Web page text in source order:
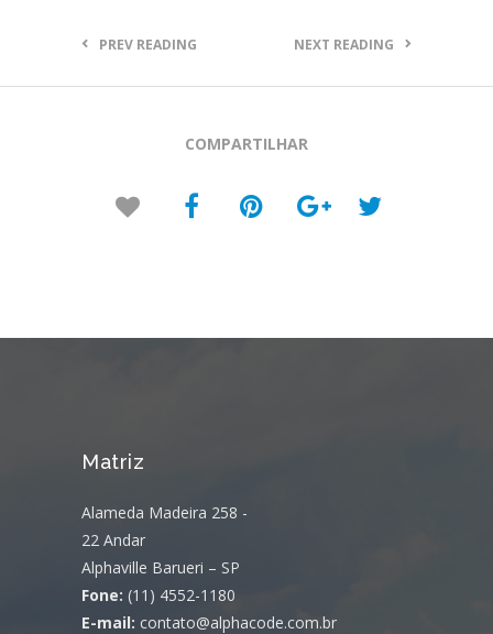
PREV READING NEXT READING
COMPARTILHAR
Matriz
Alameda Madeira 258 -
22 Andar
Alphaville Barueri – SP
Fone: (11) 4552-1180
E-mail: contato@alphacode.com.br